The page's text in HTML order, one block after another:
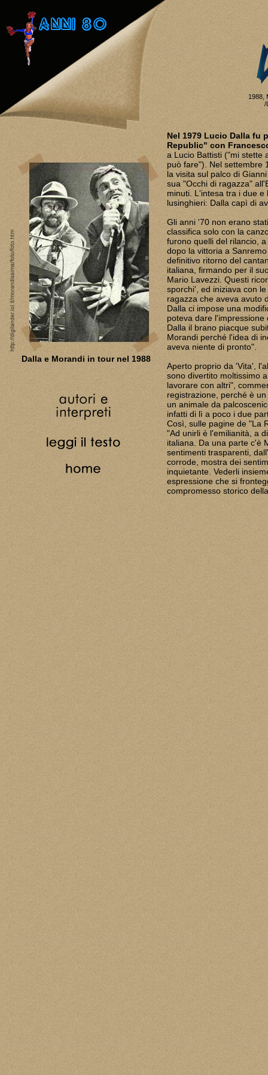
1988,
/
Dalla e Morandi in tour nel 1988
Nel 1979 Lucio Dalla fu
Republic" con
a Lucio Battisti ("mi stette
può fare"). Nel settembre
la visita sul palco di
sua "Occhi di ragazza"
minuti. L'intesa tra i due e
lusinghieri: Dalla capì di
Gli anni '70 non erano
classifica solo con la
furono quelli del rilancio,
dopo la vittoria a
definitivo ritorno del
italiana, firmando per il
Mario Lavezzi. Questi
sporchi', ed iniziava con
ragazza che aveva avuto
Dalla ci impose una
poteva dare
Dalla il brano piacque
Morandi perché l'idea di
aveva niente di pronto".
Aperto proprio da 'Vita',
sono divertito moltissimo
lavorare con altri",
registrazione, perché è
un animale da
infatti di lì a poco i due
Così, sulle pagine de "La
"Ad unirli è l'emilianità, a
italiana. Da una parte c'è
sentimenti trasparenti,
corrode, mostra dei
inquietante. Vederli
espressione che si
compromesso storico